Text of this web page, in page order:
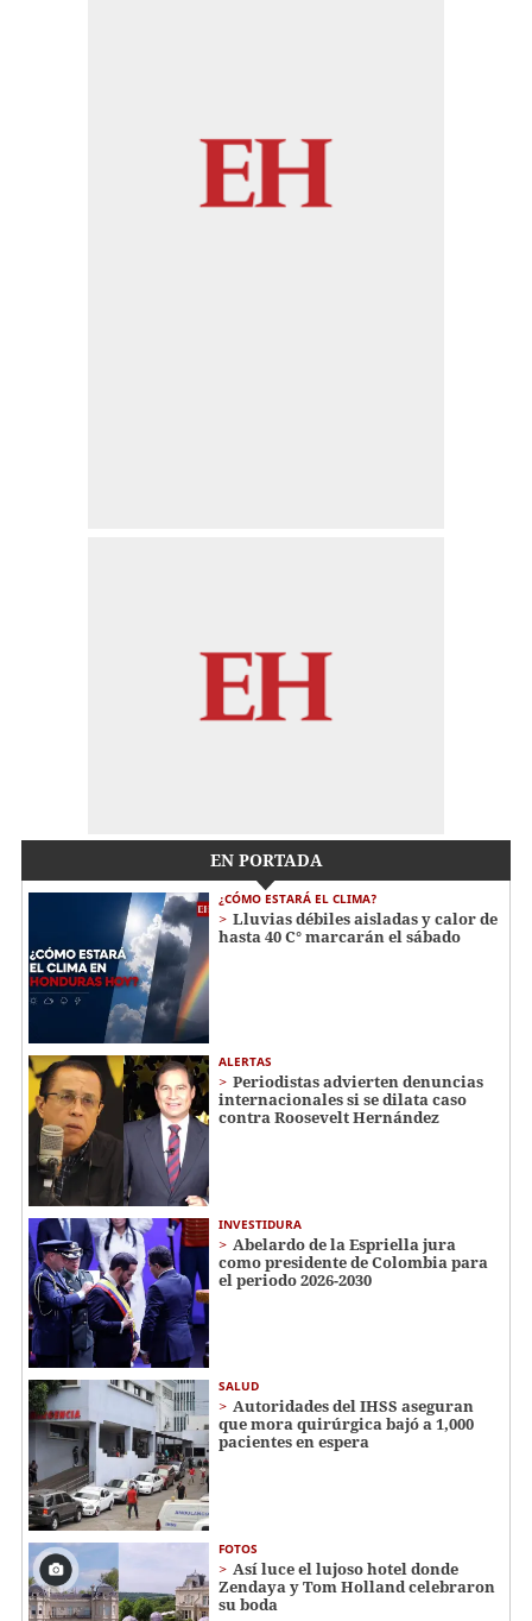
EN PORTADA
¿CÓMO ESTARÁ EL CLIMA?
Lluvias débiles aisladas y calor de
hasta 40 C° marcarán el sábado
ALERTAS
Periodistas advierten denuncias
internacionales si se dilata caso
contra Roosevelt Hernández
INVESTIDURA
Abelardo de la Espriella jura
como presidente de Colombia para
el periodo 2026-2030
SALUD
Autoridades del IHSS aseguran
que mora quirúrgica bajó a 1,000
pacientes en espera
FOTOS
Así luce el lujoso hotel donde
Zendaya y Tom Holland celebraron
su boda